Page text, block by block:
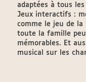
adaptées à tous
Jeux interactifs :
comme le jeu de
toute la famille
mémorables. Et
musical sur les